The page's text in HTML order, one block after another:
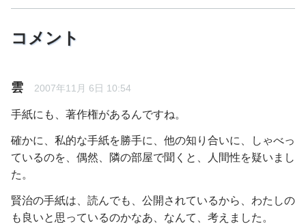
コメント
雲 2007年11月 6日 10:54
手紙にも、著作権があるんですね。
確かに、私的な手紙を勝手に、他の知り合いに、しゃべっ
ているのを、偶然、隣の部屋で聞くと、人間性を疑いまし
た。
賢治の手紙は、読んでも、公開されているから、わたしの
も良いと思っているのかなあ、なんて、考えました。